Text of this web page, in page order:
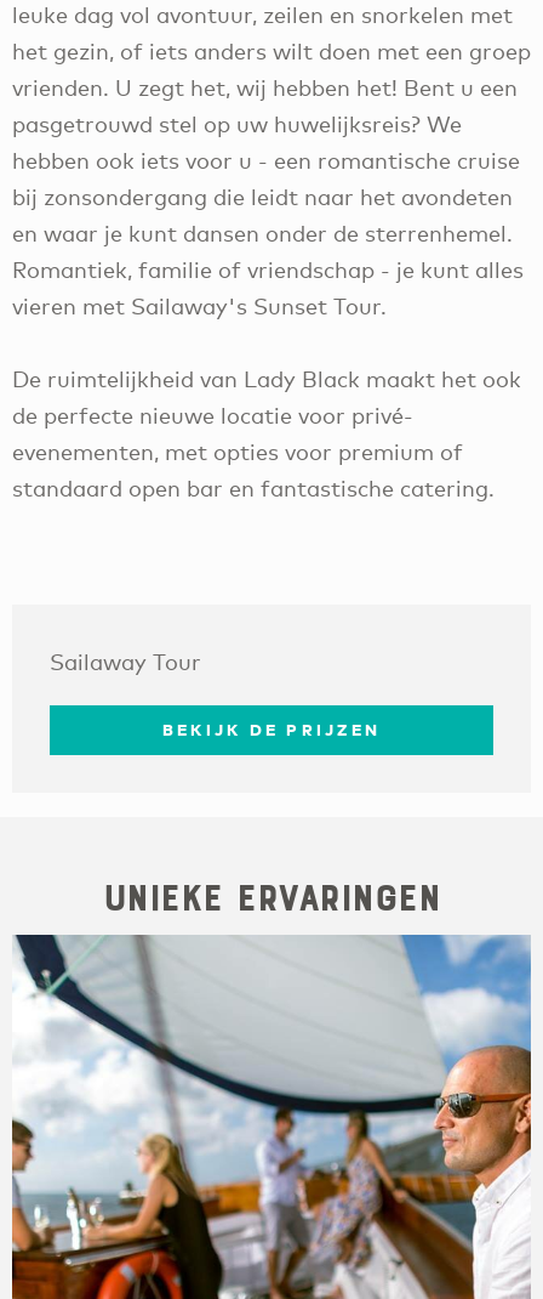
leuke dag vol avontuur, zeilen en snorkelen met
het gezin, of iets anders wilt doen met een groep
vrienden. U zegt het, wij hebben het! Bent u een
pasgetrouwd stel op uw huwelijksreis? We
hebben ook iets voor u - een romantische cruise
bij zonsondergang die leidt naar het avondeten
en waar je kunt dansen onder de sterrenhemel.
Romantiek, familie of vriendschap - je kunt alles
vieren met Sailaway's Sunset Tour.
De ruimtelijkheid van Lady Black maakt het ook
de perfecte nieuwe locatie voor privé-
evenementen, met opties voor premium of
standaard open bar en fantastische catering.
Sailaway Tour
BEKIJK DE PRIJZEN
Unieke Ervaringen